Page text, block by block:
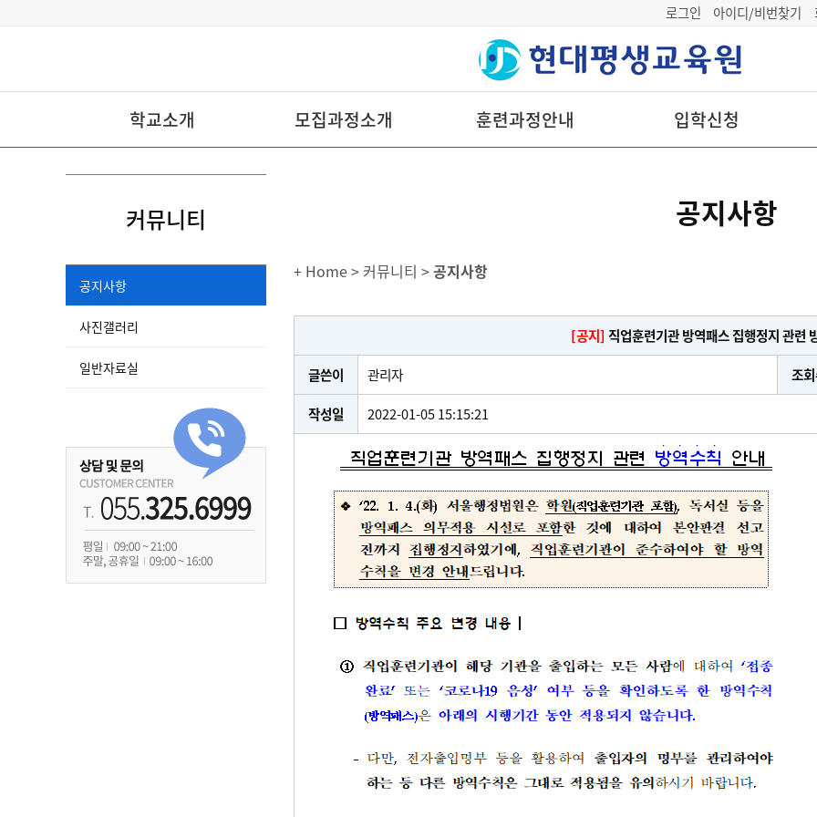
로그인 아이디/비번찾기
학교소개 모집과정소개 훈련과정안내 입학신청
커뮤니티
공지사항
사진갤러리
일반자료실
공지사항
+ Home> 커뮤니티 >공지사항
[공지] 직업훈련기관 방역패스 집행정지 관련
글쓴이
관리자
조
작성일
2022-01-05 15:15:21